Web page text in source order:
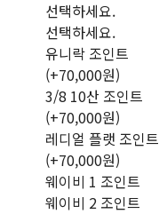
선택하세요.
선택하세요.
유니락 조인트
(+70,000원)
3/8 10산 조인트
(+70,000원)
레디얼 플랫 조인트
(+70,000원)
웨이비 1 조인트
웨이비 2 조인트